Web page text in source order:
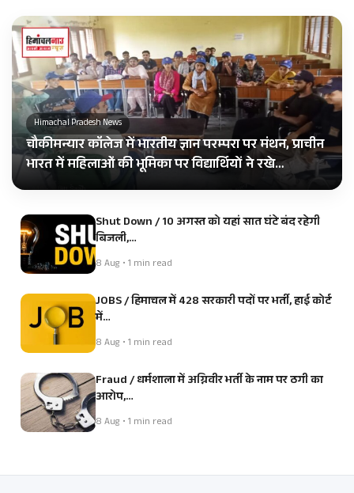
Himachal Pradesh News
चौकीमन्यार कॉलेज में भारतीय ज्ञान परम्परा पर मंथन, प्राचीन
भारत में महिलाओं की भूमिका पर विद्यार्थियों ने रखे…
Shut Down / 10 अगस्त को यहां सात घंटे बंद रहेगी
बिजली,…
8 Aug • 1 min read
JOBS / हिमाचल में 428 सरकारी पदों पर भर्ती, हाई कोर्ट
में…
8 Aug • 1 min read
Fraud / धर्मशाला में अग्निवीर भर्ती के नाम पर ठगी का
आरोप,…
8 Aug • 1 min read